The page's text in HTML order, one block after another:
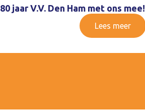
80 jaar V.V. Den Ham met ons mee!
Lees meer